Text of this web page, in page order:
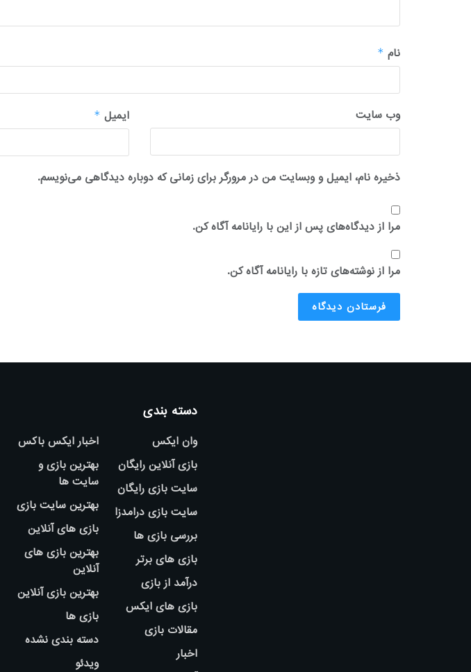
نام *
ایمیل * وب‌ سایت
ذخیره نام، ایمیل و وبسایت من در مرورگر برای زمانی که دوباره دیدگاهی می‌نویسم.
مرا از دیدگاه‌های پس از این با رایانامه آگاه کن.
مرا از نوشته‌های تازه با رایانامه آگاه کن.
دسته بندی
وان ایکس
بازی آنلاین رایگان
سایت بازی رایگان
سایت بازی درامدزا
بررسی بازی ها
بازی های برتر
درآمد از بازی
بازی های ایکس
مقالات بازی
اخبار
اخبار ایکس باکس
بهترین بازی و
سایت ها
بهترین سایت بازی
بازی های آنلاین
بهترین بازی های
آنلاین
بهترین بازی آنلاین
بازی ها
دسته بندی نشده
ویدئو